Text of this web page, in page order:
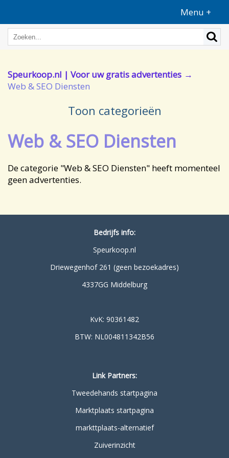
Menu +
Speurkoop.nl | Voor uw gratis advertenties
Web & SEO Diensten
Toon categorieën
Web & SEO Diensten
De categorie "Web & SEO Diensten" heeft momenteel
geen advertenties.
Bedrijfs info:
Speurkoop.nl
Driewegenhof 261 (geen bezoekadres)
4337GG Middelburg
KvK: 90361482
BTW: NL004811342B56
Link Partners:
Tweedehands startpagina
Marktplaats startpagina
markttplaats-alternatief
Zuiverinzicht